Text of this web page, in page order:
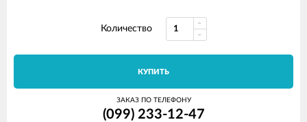
Количество
КУПИТЬ
ЗАКАЗ ПО ТЕЛЕФОНУ
(099) 233-12-47